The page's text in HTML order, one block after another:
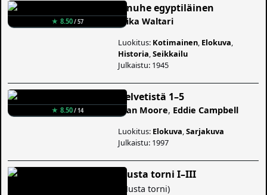
★ 8.50/ 57
Sinuhe egyptiläinen
Mika Waltari
Luokitus: Kotimainen Elokuva
Historia ,Seikkailu
Julkaistu: 1945
★ 8.50/ 14
Helvetistä 1–5
Alan Moore, Eddie Campbell
Luokitus: Elokuva ,Sarjakuva
Julkaistu: 1997
Musta torni I–III
Musta torni)